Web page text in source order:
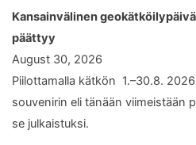
Kansainvälinen
päättyy
August 30, 2026
Piilottamalla kätkön 1.–30.8.
souvenirin eli tänään viimeistään
se julkaistuksi.